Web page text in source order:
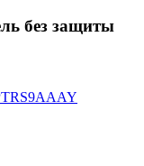
без защиты